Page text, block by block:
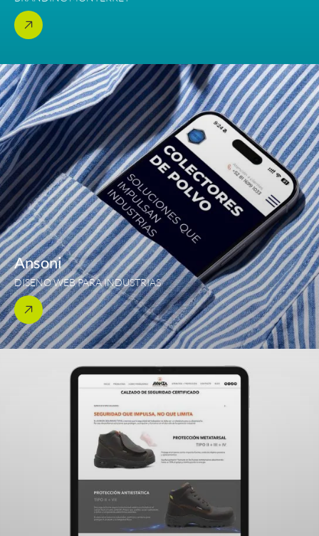
Ansoni
DISEÑO WEB PARA INDUSTRIAS